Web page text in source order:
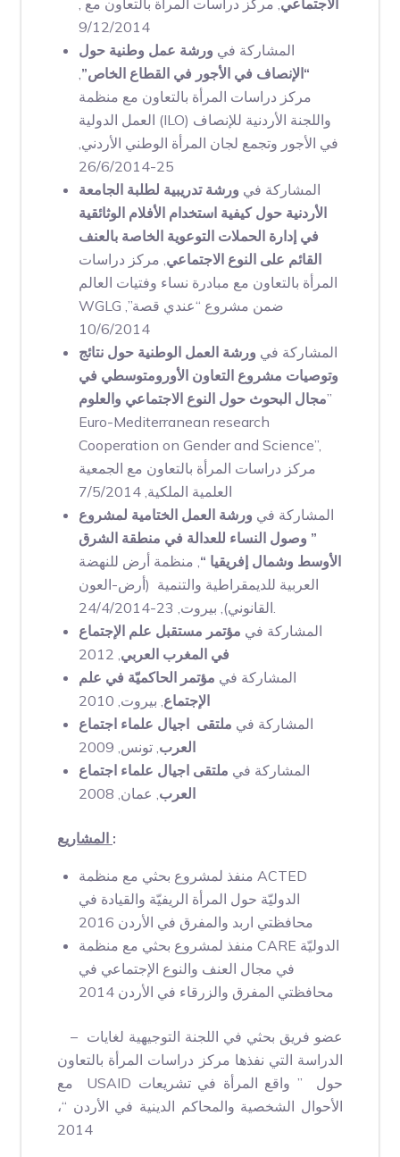
الاجتماعي, مركز دراسات المرأة بالتعاون مع ,
9/12/2014
المشاركة في ورشة عمل وطنية حول
“الإنصاف في الأجور في القطاع الخاص”,
مركز دراسات المرأة بالتعاون مع منظمة
العمل الدولية (ILO) واللجنة الأردنية للإنصاف
في الأجور وتجمع لجان المرأة الوطني الأردني,
25-26/6/2014
المشاركة في ورشة تدريبية لطلبة الجامعة
الأردنية حول كيفية استخدام الأفلام الوثائقية
في إدارة الحملات التوعوية الخاصة بالعنف
القائم على النوع الاجتماعي, مركز دراسات
المرأة بالتعاون مع مبادرة نساء وفتيات العالم
WGLG ضمن مشروع “عندي قصة”,
10/6/2014
المشاركة في ورشة العمل الوطنية حول نتائج
وتوصيات مشروع التعاون الأورومتوسطي في
مجال البحوث حول النوع الاجتماعي والعلوم”
Euro-Mediterranean research
Cooperation on Gender and Science”,
مركز دراسات المرأة بالتعاون مع الجمعية
العلمية الملكية, 7/5/2014
المشاركة في ورشة العمل الختامية لمشروع
” وصول النساء للعدالة في منطقة الشرق
الأوسط وشمال إفريقيا “, منظمة أرض للنهضة
العربية للديمقراطية والتنمية (أرض-العون
القانوني), بيروت, 23-24/4/2014.
المشاركة في مؤتمر مستقبل علم الإجتماع
في المغرب العربي, 2012
المشاركة في مؤتمر الحاكميّة في علم
الإجتماع, بيروت, 2010
المشاركة في ملتقى اجيال علماء اجتماع
العرب, تونس, 2009
المشاركة في ملتقى اجيال علماء اجتماع
العرب, عمان, 2008
:
منفذ لمشروع بحثي مع منظمة ACTED
الدوليّة حول المرأة الريفيّة والقيادة في
محافظتي اربد والمفرق في الأردن 2016
منفذ لمشروع بحثي مع منظمة CARE الدوليّة
في مجال العنف والنوع الإجتماعي في
محافظتي المفرق والزرقاء في الأردن 2014
– عضو فريق بحثي في اللجنة التوجيهية لغايات
الدراسة التي نفذها مركز دراسات المرأة بالتعاون
مع USAID حول ” واقع المرأة في تشريعات
الأحوال الشخصية والمحاكم الدينية في الأردن “،
2014